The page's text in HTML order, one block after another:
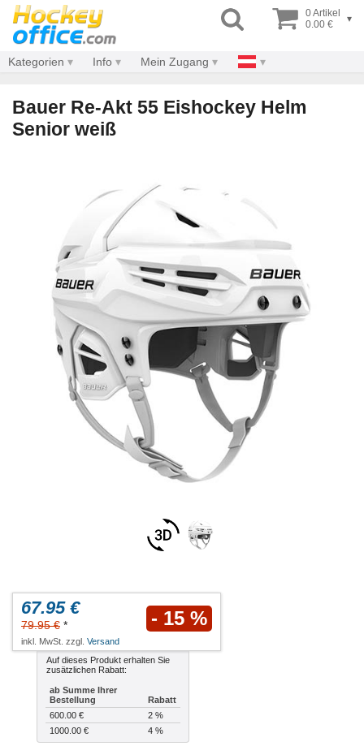
0 Artikel
0.00 €
▾
Kategorien Info Mein Zugang
Bauer Re-Akt 55 Eishockey Helm
Senior weiß
67.95 €
79.95 € * - 15 %
inkl. MwSt. zzgl. Versand
Auf dieses Produkt erhalten Sie
zusätzlichen Rabatt:
ab Summe Ihrer
Bestellung
Rabatt
600.00 €
2 %
1000.00 €
4 %